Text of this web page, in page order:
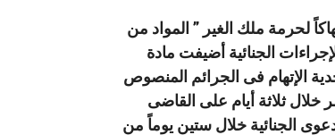
لحرمة ملك الغير ” المواد من
و قانون الإجراءات الجنائية أضيفت مادة
جدية الإتهام فى الجرائم المنصوص
خلال ثلاثة أيام على القاضى
الجنائية خلال ستين يوماً من